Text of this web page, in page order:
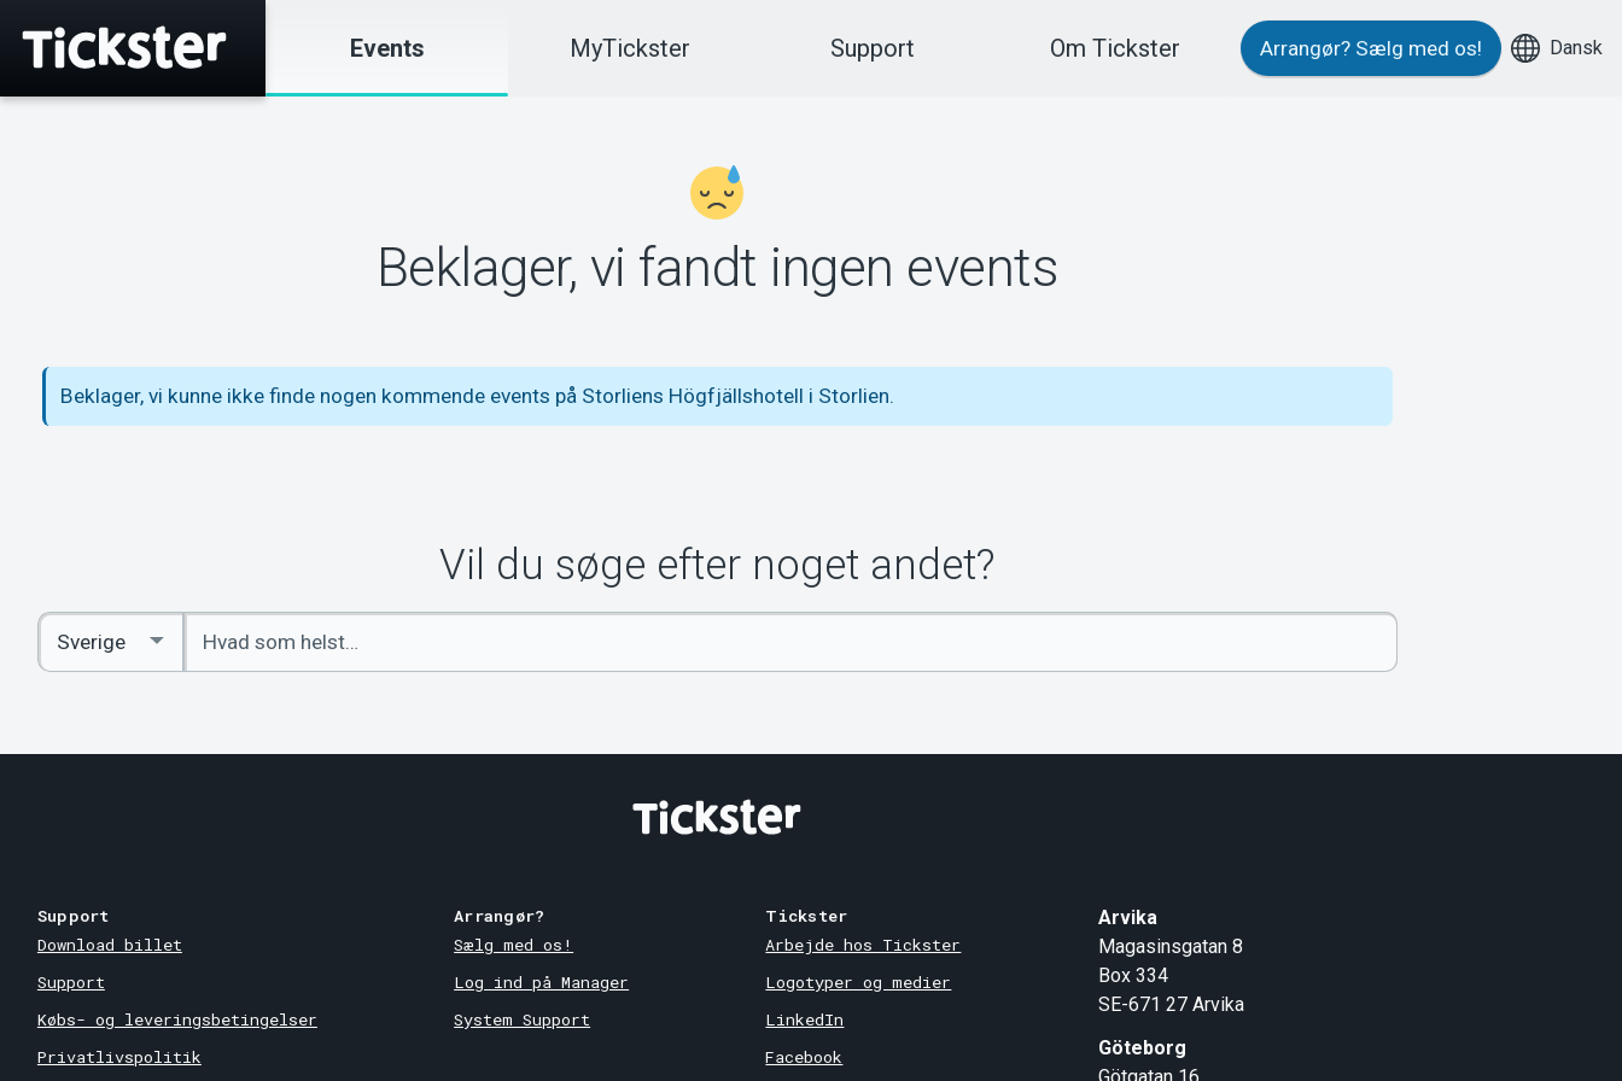
Events MyTickster Support Om Tickster Arrangør? Sælg med os! Dansk
Beklager, vi fandt ingen events
Beklager, vi kunne ikke finde nogen kommende events på Storliens Högfjällshotell i Storlien.
Vil du søge efter noget andet?
Indtast
søgeord
Select
Country
Support
Download billet
Support
Købs- og leveringsbetingelser
Privatlivspolitik
Arrangør?
Sælg med os!
Log ind på Manager
System Support
Tickster
Arbejde hos Tickster
Logotyper og medier
LinkedIn
Facebook
Arvika
Magasinsgatan 8
Box 334
SE-671 27 Arvika
Göteborg